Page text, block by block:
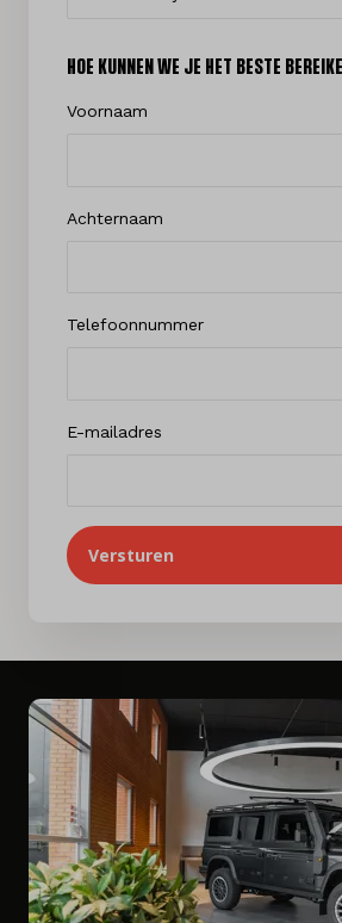
HOE KUNNEN WE JE HET BESTE
Voornaam
Achternaam
Telefoonnummer
E-mailadres
Versturen